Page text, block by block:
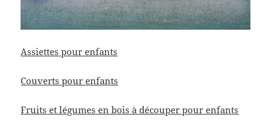
Assiettes pour enfants
Couverts pour enfants
Fruits et légumes en bois à découper pour enfants